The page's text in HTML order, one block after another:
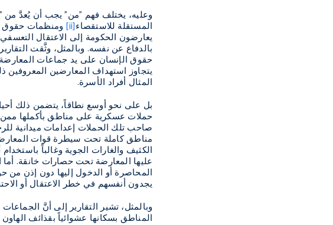
وعليه، يختلف فهم "من" يجب أن يُعدَّ من
المستقلة للاستقصاء[ii] ومنظمات حقوق
يعارضون الحكومة إلى الاعتقال
بالدفاع عن نفسه. وبالمثل، وثَّقت
حقوق الإنسان على يد جماعات
يتجاوز استهداف المعارضين
المثال أفراد الأسرة.
بل على نحو أوسع نطاقاً، يتضمن ذلك
حملات عسكرية على مناطق بأكملها ممن
صاحب تلك الحملات إعدامات ميدانية
مناطق كاملة تحت سيطرة قوات
الكثيف والغارات الجوية وغالباً
عليها المعارضة تحت حصارات خانقة.
المحاصرة أو الدخول إليها دون إذن من
يجدون أنفسهم في خطر الاعتقال أو
وبالمثل، تشير التقارير إلى أنَّ
المناطق بسكانها عشوائياً بقذائف